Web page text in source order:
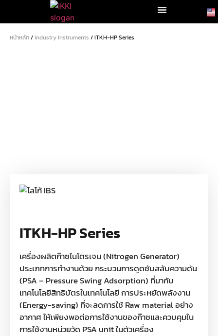
หน้าหลัก/industry Instruments / ITKH-HP Series
ITKH-HP Series
เครื่องผลิตก๊าซไนโตรเจน (Nitrogen Generator)
ประเภทการทำงานด้วย กระบวนการดูดซับสลับความดัน
(PSA – Pressure Swing Adsorption) ที่มากับ
เทคโนโลยีสิทธิบัตรในเทคโนโลยี การประหยัดพลังงาน
(Energy-saving) ที่จะลดการใช้ Raw material อย่าง
อากาศ ให้เพียงพอต่อการใช้งานของก๊าซและควบคุมใน
การใช้งานหน่วยวัด PSA unit ในตัวเครื่อง